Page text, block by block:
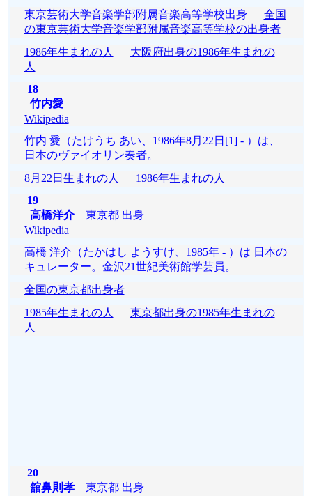
東京芸術大学音楽学部附属音楽高等学校出身 全国
の東京芸術大学音楽学部附属音楽高等学校の出身者
1986年生まれの人
大阪府出身の1986年生まれの
人
18
竹内愛
Wikipedia
竹内 愛（たけうち あい、1986年8月22日[1] - ）は、
日本のヴァイオリン奏者。
8月22日生まれの人
1986年生まれの人
19
高橋洋介東京都 出身
Wikipedia
高橋 洋介（たかはし ようすけ、1985年 - ）は 日本の
キュレーター。金沢21世紀美術館学芸員。
全国の東京都出身者
1985年生まれの人
東京都出身の1985年生まれの
人
20
舘鼻則孝東京都 出身